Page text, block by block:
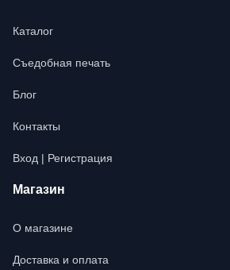
Каталог
Съедобная печать
Блог
Контакты
Вход | Регистрация
Магазин
О магазине
Доставка и оплата